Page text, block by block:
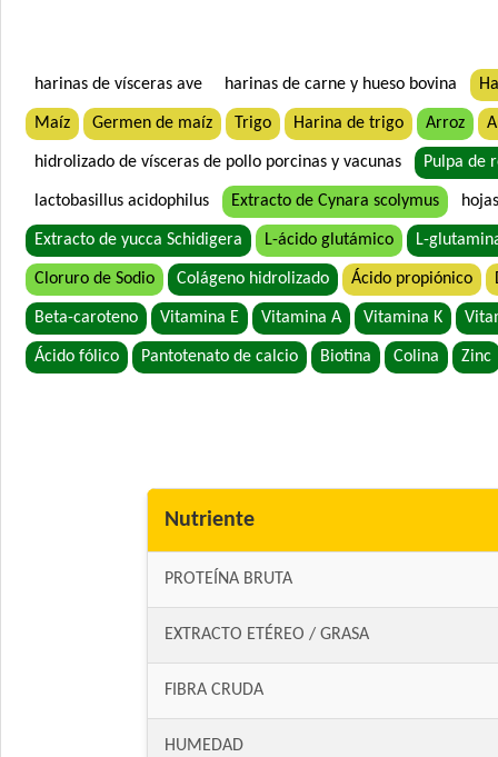
harinas de vísceras ave harinas de carne y hueso bovina
Maíz Germen de maíz Trigo Harina de trigo Arroz
hidrolizado de vísceras de pollo porcinas y vacunas Pulpa de
lactobasillus acidophilus Extracto de Cynara scolymus
Extracto de yucca Schidigera L-ácido glutámico L-
Cloruro de Sodio Colágeno hidrolizado Ácido propiónico
Beta-caroteno Vitamina E Vitamina A Vitamina K
Ácido fólico Pantotenato de calcio Biotina Colina Zinc
Nutriente
PROTEÍNA BRUTA
EXTRACTO ETÉREO / GRASA
FIBRA CRUDA
HUMEDAD